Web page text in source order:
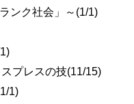
ンク社会」～(1/1)
プレスの技(11/15)
1)